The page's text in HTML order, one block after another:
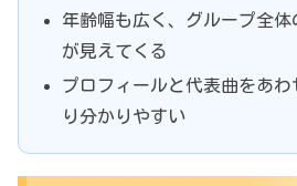
年齢幅も広く、グループ全
が見えてくる
プロフィールと代表曲をあわ
り分かりやすい